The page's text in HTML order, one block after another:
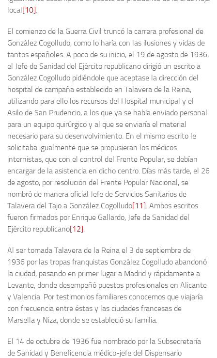
local[10].
El comienzo de la Guerra Civil truncó la carrera profesional de
González Cogolludo, como lo haría con las ilusiones y vidas de
tantos españoles. A poco de su inicio, el 19 de agosto de 1936,
el Jefe de Sanidad del Ejército republicano dirigió un escrito a
González Cogolludo pidiéndole que aceptase la dirección del
hospital de campaña establecido en Talavera de la Reina,
utilizando para ello los recursos del Hospital municipal y el
Asilo de San Prudencio, a los que ya se había enviado personal
para un equipo quirúrgico y al que se enviaría el material
necesario para su desenvolvimiento. En el mismo escrito le
solicitaba igualmente que se propusieran los médicos
internistas, que con el control del Frente Popular, se debían
encargar de la asistencia en dicho centro. Días más tarde, el 26
de agosto, por resolución del Frente Popular Nacional, se
nombró de manera oficial Jefe de Servicios Sanitarios de
Talavera del Tajo a González Cogolludo[11]. Ambos escritos
fueron firmados por Enrique Gallardo, Jefe de Sanidad del
Ejército republicano[12].
Al ser tomada Talavera de la Reina el 3 de septiembre de
1936 por las tropas franquistas González Cogolludo abandonó
la ciudad, pasando en primer lugar a Madrid y rápidamente a
Levante, donde desempeñó puestos profesionales en Alicante
y Valencia. Por testimonios familiares conocemos que viajaría
con frecuencia entre éstas y las ciudades francesas de
Marsella y Niza, donde se estableció su familia.
El 14 de octubre de 1936 fue nombrado por la Subsecretaría
de Sanidad y Beneficencia médico-jefe del Dispensario